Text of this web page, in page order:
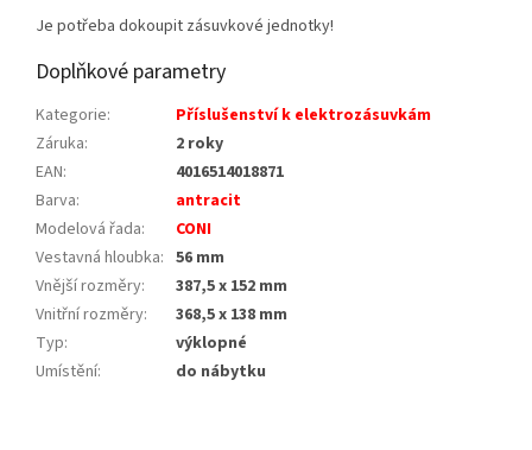
Je potřeba dokoupit zásuvkové jednotky!
Doplňkové parametry
Kategorie:
Příslušenství k elektrozásuvkám
Záruka:
2 roky
EAN:
4016514018871
Barva:
antracit
Modelová řada:
CONI
Vestavná hloubka: 56 mm
Vnější rozměry:
387,5 x 152 mm
Vnitřní rozměry:
368,5 x 138 mm
Typ:
výklopné
Umístění: do nábytku